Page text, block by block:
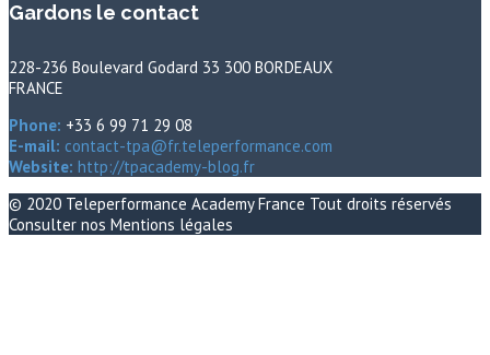
Gardons le contact
228-236 Boulevard Godard 33 300 BORDEAUX
FRANCE
Phone: +33 6 99 71 29 08
E-mail: contact-tpa@fr.teleperformance.com
Website: http://tpacademy-blog.fr
© 2020 Teleperformance Academy France Tout droits réservés
Consulter nos Mentions légales